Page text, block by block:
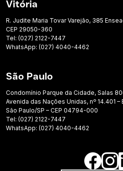
Vitória
R. Judite Maria Tovar Varejão, 385
CEP 29050-360
Tel: (027) 2122-7447
WhatsApp: (027) 4040-4462
São Paulo
Condomínio Parque da Cidade, Salas
Avenida das Nações Unidas, nº 14.401 –
São Paulo/SP – CEP 04794-000
Tel: (027) 2122-7447
WhatsApp: (027) 4040-4462